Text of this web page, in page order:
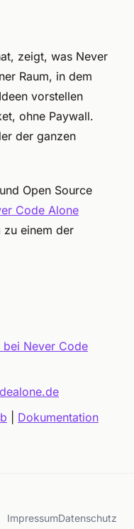
zeigt, was Never
Raum, in dem
vorstellen
ohne Paywall.
der ganzen
Open Source
Code Alone
zu einem der
Never Code
Dokumentation
ImpressumDatenschutz